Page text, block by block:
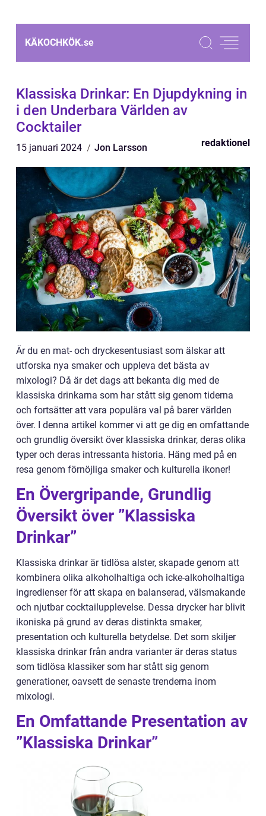
KÄKOCHKÖK.se
Klassiska Drinkar: En Djupdykning in
i den Underbara Världen av
Cocktailer
15 januari 2024 Jon Larsson redaktionel
Är du en mat- och dryckesentusiast som älskar att
utforska nya smaker och uppleva det bästa av
mixologi? Då är det dags att bekanta dig med de
klassiska drinkarna som har stått sig genom tiderna
och fortsätter att vara populära val på barer världen
över. I denna artikel kommer vi att ge dig en omfattande
och grundlig översikt över klassiska drinkar, deras olika
typer och deras intressanta historia. Häng med på en
resa genom förnöjliga smaker och kulturella ikoner!
En Övergripande, Grundlig
Översikt över ”Klassiska
Drinkar”
Klassiska drinkar är tidlösa alster, skapade genom att
kombinera olika alkoholhaltiga och icke-alkoholhaltiga
ingredienser för att skapa en balanserad, välsmakande
och njutbar cocktailupplevelse. Dessa drycker har blivit
ikoniska på grund av deras distinkta smaker,
presentation och kulturella betydelse. Det som skiljer
klassiska drinkar från andra varianter är deras status
som tidlösa klassiker som har stått sig genom
generationer, oavsett de senaste trenderna inom
mixologi.
En Omfattande Presentation av
”Klassiska Drinkar”